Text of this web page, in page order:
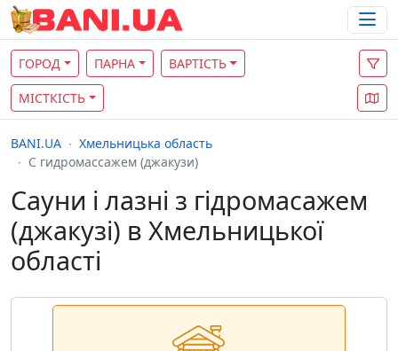
ГОРОД ПАРНА ВАРТІСТЬ
МІСТКІСТЬ
BANI.UA
Хмельницька область
С гидромассажем (джакузи)
Сауни і лазні з гідромасажем
(джакузі) в Хмельницької
області